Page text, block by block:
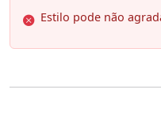
Estilo pode não